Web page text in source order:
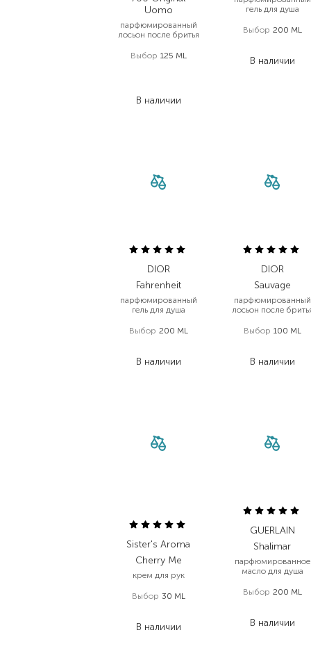
Uomo
парфюмированный
лосьон после бритья
Выбор 125 ML
В наличии
гель для душа
Выбор 200 ML
В наличии
DIOR
Fahrenheit
парфюмированный
гель для душа
Выбор 200 ML
В наличии
DIOR
Sauvage
парфюмированный
лосьон после
Выбор 100 ML
В наличии
Sister's Aroma
Cherry Me
крем для рук
Выбор 30 ML
В наличии
GUERLAIN
Shalimar
парфюмированное
масло для душа
Выбор 200 ML
В наличии